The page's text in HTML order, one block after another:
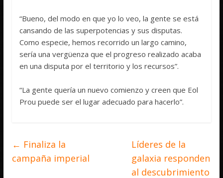
“Bueno, del modo en que yo lo veo, la gente se está
cansando de las superpotencias y sus disputas.
Como especie, hemos recorrido un largo camino,
sería una vergüenza que el progreso realizado acaba
en una disputa por el territorio y los recursos”.
“La gente quería un nuevo comienzo y creen que Eol
Prou puede ser el lugar adecuado para hacerlo”.
← Finaliza la
campaña imperial
Líderes de la
galaxia responden
al descubrimiento